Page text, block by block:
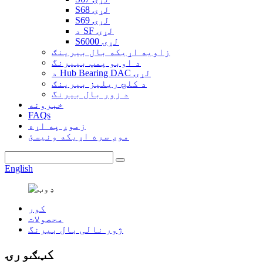
S68 لړۍ
S69 لړۍ
د SF لړۍ
S6000 لړۍ
زاویه اړیکه بال بیرینګ
د اوبو پمپ بییرنگ
د Hub Bearing DAC لړۍ
د کلچ ریلیز بیرینګ
د زور بال بیرنگ
خبرونه
FAQs
زموږ په اړه
موږ سره اړیکه ونیسئ
English
کور
محصولات
ژور نالی بال بیرنگ
کټګورۍ